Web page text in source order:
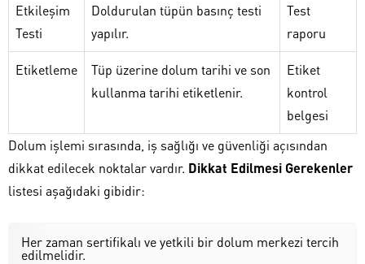
Etkileşim
Testi
Doldurulan tüpün basınç testi
yapılır.
Test
raporu
Etiketleme
Tüp üzerine dolum tarihi ve son
kullanma tarihi etiketlenir.
Etiket
kontrol
belgesi
Dolum işlemi sırasında, iş sağlığı ve güvenliği açısından
dikkat edilecek noktalar vardır. Dikkat Edilmesi Gerekenler
listesi aşağıdaki gibidir:
Her zaman sertifikalı ve yetkili bir dolum merkezi tercih
edilmelidir.